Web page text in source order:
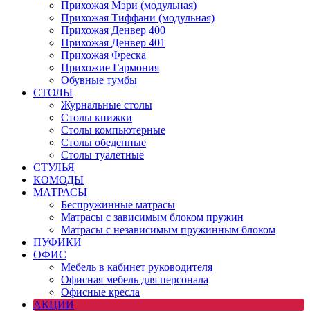
Прихожая Мэри (модульная)
Прихожая Тиффани (модульная)
Прихожая Денвер 400
Прихожая Денвер 401
Прихожая Фреска
Прихожие Гармония
Обувные тумбы
СТОЛЫ
Журнальные столы
Столы книжки
Столы компьютерные
Столы обеденные
Столы туалетные
СТУЛЬЯ
КОМОДЫ
МАТРАСЫ
Беспружинные матрасы
Матрасы с зависимым блоком пружин
Матрасы с независимым пружинным блоком
ПУФИКИ
ОФИС
Мебель в кабинет руководителя
Офисная мебель для персонала
Офисные кресла
АКЦИИ